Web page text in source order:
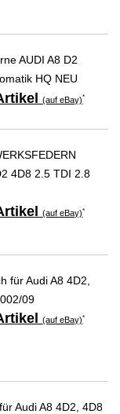
AUDI A8 D2
HQ NEU
(auf eBay)*
4D8 2.5 TDI 2.8
(auf eBay)*
für Audi A8 4D2,
09
(auf eBay)*
Audi A8 4D2, 4D8